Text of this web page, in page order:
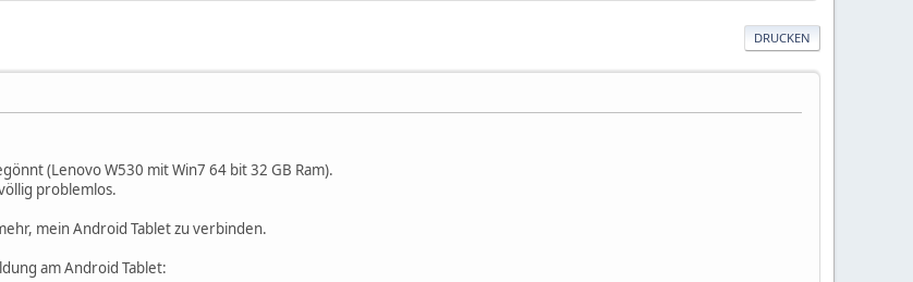
DRUCKEN
(Lenovo W530 mit Win7 64 bit 32 GB Ram).
problemlos.
mein Android Tablet zu verbinden.
am Android Tablet: